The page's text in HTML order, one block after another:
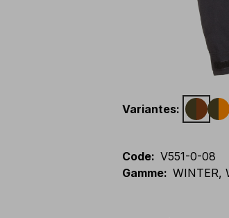
Variantes:
Code: V551-0-08
Gamme: WINTER,